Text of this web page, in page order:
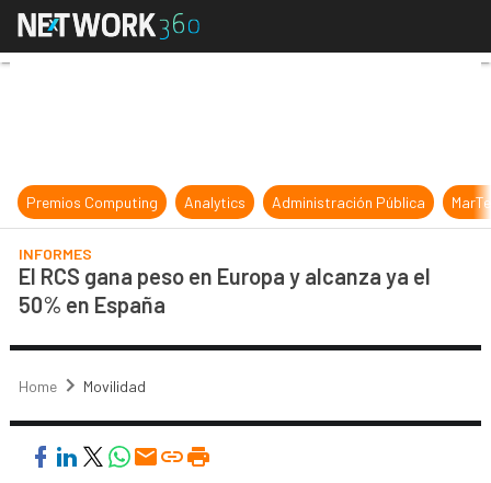
El RCS gana peso en Europa y
Premios Computing Analytics Administración Pública
INFORMES
El RCS gana peso en Europa y alcanza ya el
50% en España
Home Movilidad